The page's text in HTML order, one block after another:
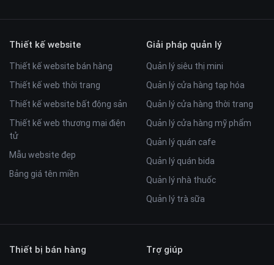
Thiết kế website
Thiết kế website bán hàng
Thiết kế web thời trang
Thiết kế website bất động sản
Thiết kế web thương mại điện
tử
Mẫu website đẹp
Bảng giá tên miền
Giải pháp quản lý
Quản lý siêu thị mini
Quản lý cửa hàng tạp hóa
Quản lý cửa hàng thời trang
Quản lý cửa hàng mỹ phẩm
Quản lý quán cafe
Quản lý quán bida
Quản lý nhà thuốc
Quản lý trà sữa
Thiết bị bán hàng Trợ giúp